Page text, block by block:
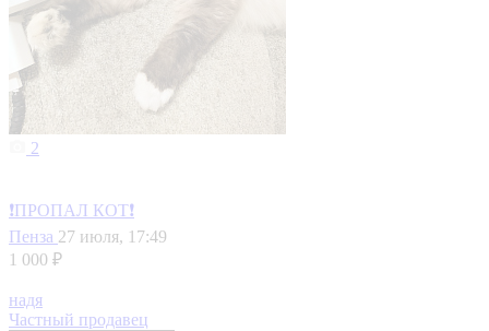
2
❗ПРОПАЛ КОТ❗
Пенза 27 июля, 17:49
1 000 ₽
надя
Частный продавец